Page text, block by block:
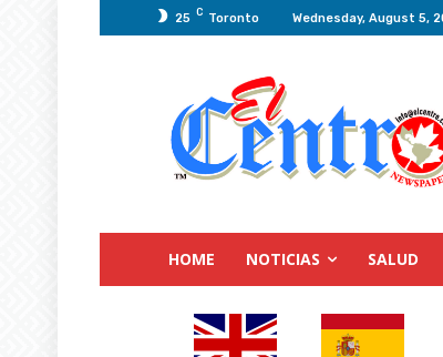
25 C Toronto Wednesday, August 5,
HOME NOTICIAS SALUD